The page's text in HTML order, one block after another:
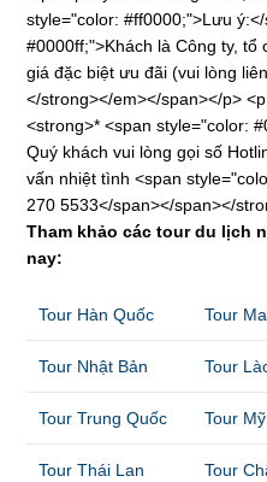
style="color: #ff0000;">Lưu
#0000ff;">Khách là Công ty,
giá đặc biệt ưu đãi (vui lòng
</strong></em></span></p>
<strong>* <span style="color:
Quý khách vui lòng gọi số
vấn nhiệt tình <span
270 5533</span></span></
Tham khảo các tour du lịch
nay:
Tour Hàn Quốc Tour
Tour Nhật Bản Tour
Tour Trung Quốc Tour Mỹ
Tour Thái Lan Tour